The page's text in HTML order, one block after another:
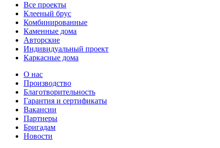
Все проекты
Клееный брус
Комбинированные
Каменные дома
Авторские
Индивидуальный проект
Каркасные дома
О нас
Производство
Благотворительность
Гарантия и сертификаты
Вакансии
Партнеры
Бригадам
Новости